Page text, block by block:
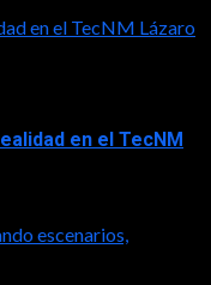
en el TecNM Lázaro
en el TecNM
escenarios,